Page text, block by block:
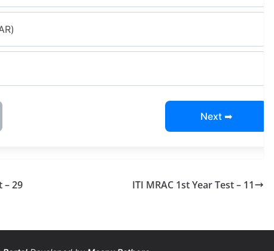
Next ➡
– 29 ITI MRAC 1st Year Test – 11